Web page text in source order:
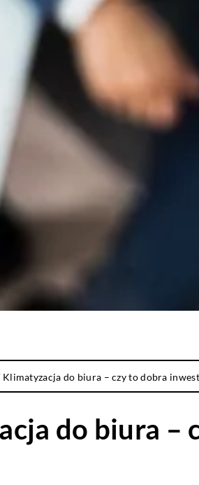
Klimatyzacja do biura – czy to dobra
do biura –